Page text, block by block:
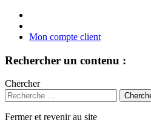
Mon compte client
Rechercher un contenu :
Chercher
Fermer et revenir au site